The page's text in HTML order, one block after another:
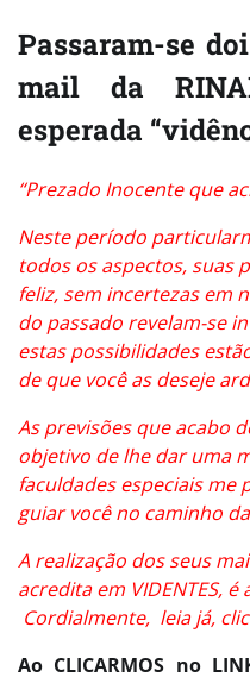
Passaram-se
mail da
esperada
“Prezado Inocente que
Neste período
todos os aspectos, suas
feliz, sem incertezas em
do passado revelam-se
estas possibilidades
de que você as deseje
As previsões que acabo
objetivo de lhe dar uma
faculdades especiais
guiar você no caminho
A realização dos seus
acredita em VIDENTES,
Cordialmente, leia já,
Ao CLICARMOS no